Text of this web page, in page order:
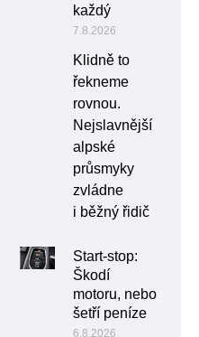
každý
7.8.2026
Klidně to
řekneme
rovnou.
Nejslavnější
alpské
průsmyky
zvládne
i běžný řidič
Start-stop:
Škodí
motoru, nebo
šetří peníze
6.8.2026